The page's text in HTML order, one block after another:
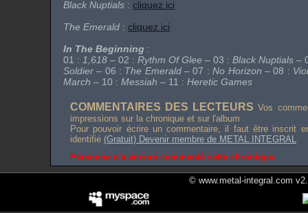
Black Nuptials : cliquez ici
The Emerald : cliquez ici
In The Beginning :
01 : 1,618 – 02 : Rythm Of Glee – 03 : Black Nuptials –
Soldier – 06 : The Emerald– 07 :No Horizon – 08 :
March – 10 : Messiah – 11 : Heretic Games
COMMENTAIRES DES LECTEURS Vos
impressions sur la chronique et sur l'album
Pour pouvoir écrire un commentaire, il faut être inscrit
identifié (Gratuit) Devenir membre de METAL INTEGRAL
Personne n'a encore commenté cette chronique.
© www.metal-integral.com